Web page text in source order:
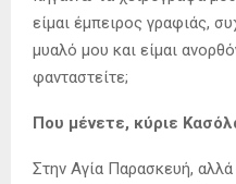
είμαι έμπειρος γραφιάς,
μυαλό μου και είμαι
φανταστείτε;
Που μένετε, κύριε
Στην Αγία Παρασκευή,